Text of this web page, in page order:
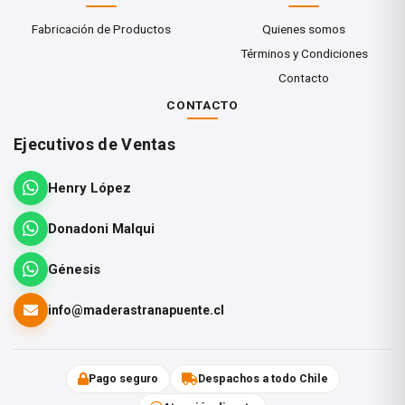
de cortar, muebles de exterior, puertas,
ventanas, macetas, buzones y proyectos
que requieren alta resistencia a la
CARACTERÍSTICAS
Y BENEFICIOS
II de resistencia al agua.
Fabricación de Productos
Quienes somos
Términos y Condiciones
Contacto
CONTACTO
Ejecutivos de Ventas
Henry López
Donadoni Malqui
Génesis
info@maderastranapuente.cl
Pago seguro Despachos a todo Chile